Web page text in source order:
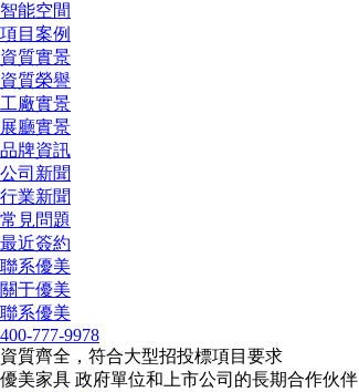
智能空間
項目案例
資質實景
資質榮譽
工廠實景
展廳實景
品牌資訊
公司新聞
行業新聞
常見問題
最近簽約
聯系優美
關于優美
聯系優美
400-777-9978
資質齊全，符合大型招投標項目要求
優美家具 政府單位和上市公司的長期合作伙伴